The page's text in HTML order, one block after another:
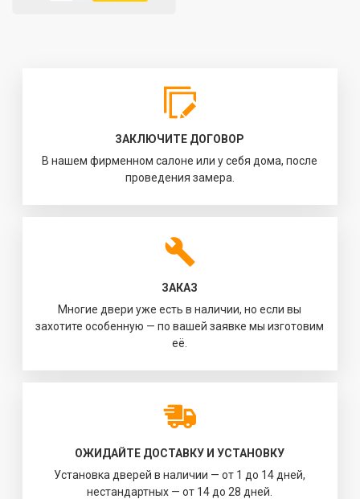
ЗАКЛЮЧИТЕ ДОГОВОР
В нашем фирменном салоне или у себя дома, после
проведения замера.
ЗАКАЗ
Многие двери уже есть в наличии, но если вы
захотите особенную — по вашей заявке мы изготовим
её.
ОЖИДАЙТЕ ДОСТАВКУ И УСТАНОВКУ
Установка дверей в наличии — от 1 до 14 дней,
нестандартных — от 14 до 28 дней.